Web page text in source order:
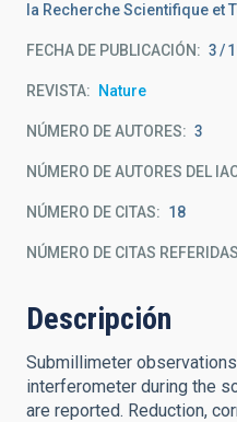
la Recherche Scientifique et
FECHA DE PUBLICACIÓN: 3
REVISTA Nature
NÚMERO DE AUTORES 3
NÚMERO DE AUTORES DEL
NÚMERO DE CITAS 18
NÚMERO DE CITAS REFERIDAS
Descripción
Submillimeter
interferometer during the
are reported. Reduction,